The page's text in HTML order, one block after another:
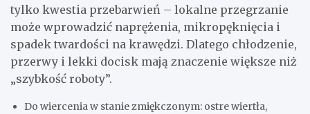
tylko kwestia przebarwień – lokalne przegrzanie
może wprowadzić naprężenia, mikropęknięcia i
spadek twardości na krawędzi. Dlatego chłodzenie,
przerwy i lekki docisk mają znaczenie większe niż
„szybkość roboty”.
Do wiercenia w stanie zmiękczonym: ostre wiertła,